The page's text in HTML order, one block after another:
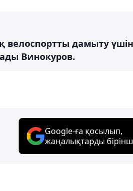
велоспортты дамыту
Винокуров.
Google-ға қосылып,
жаңалықтарды